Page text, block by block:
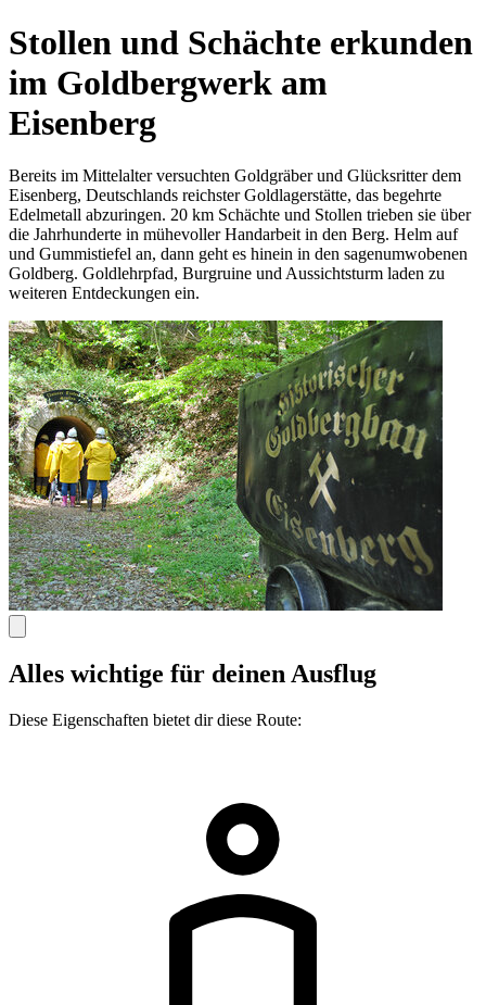
Stollen und Schächte erkunden
im Goldbergwerk am
Eisenberg
Bereits im Mittelalter versuchten Goldgräber und Glücksritter dem
Eisenberg, Deutschlands reichster Goldlagerstätte, das begehrte
Edelmetall abzuringen. 20 km Schächte und Stollen trieben sie über
die Jahrhunderte in mühevoller Handarbeit in den Berg. Helm auf
und Gummistiefel an, dann geht es hinein in den sagenumwobenen
Goldberg. Goldlehrpfad, Burgruine und Aussichtsturm laden zu
weiteren Entdeckungen ein.
Alles wichtige für deinen Ausflug
Diese Eigenschaften bietet dir diese Route: